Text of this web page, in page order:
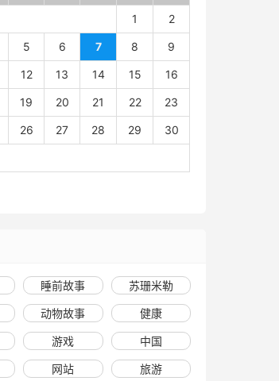
1
2
5 6 7 8 9
12 13 14 15 16
19 20 21 22 23
26 27 28 29 30
睡前故事 苏珊米勒
动物故事 健康
游戏 中国
网站 旅游